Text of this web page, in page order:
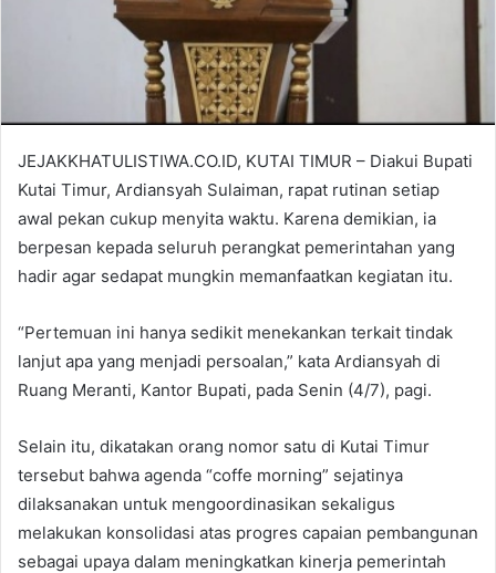
JEJAKKHATULISTIWA.CO.ID, KUTAI TIMUR – Diakui Bupati
Kutai Timur, Ardiansyah Sulaiman, rapat rutinan setiap
awal pekan cukup menyita waktu. Karena demikian, ia
berpesan kepada seluruh perangkat pemerintahan yang
hadir agar sedapat mungkin memanfaatkan kegiatan itu.
“Pertemuan ini hanya sedikit menekankan terkait tindak
lanjut apa yang menjadi persoalan,” kata Ardiansyah di
Ruang Meranti, Kantor Bupati, pada Senin (4/7), pagi.
Selain itu, dikatakan orang nomor satu di Kutai Timur
tersebut bahwa agenda “coffe morning” sejatinya
dilaksanakan untuk mengoordinasikan sekaligus
melakukan konsolidasi atas progres capaian pembangunan
sebagai upaya dalam meningkatkan kinerja pemerintah